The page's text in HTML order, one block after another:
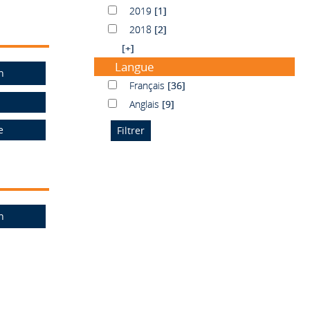
20192019 [1]
20182018 [2]
[+]
Langue
FrançaisFrançais [36]
AnglaisAnglais [9]